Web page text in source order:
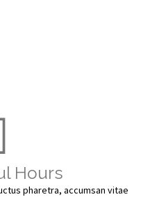
Hours
pharetra, accumsan vitae